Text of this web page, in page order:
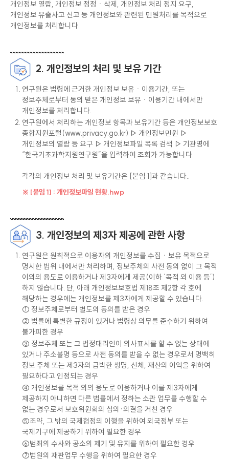
개인정보 열람, 개인정보 정정ㆍ삭제, 개인정보 처리 정지 요구,
개인정보 유출사고 신고 등 개인정보와 관련된 민원처리를 목적으로
개인정보를 처리합니다.
2. 개인정보의 처리 및 보유 기간
연구원은 법령에 근거한 개인정보 보유ㆍ이용기간, 또는
정보주체로부터 동의 받은 개인정보 보유ㆍ이용기간 내에서만
개인정보를 처리합니다.
연구원에서 처리하는 개인정보 항목과 보유기간 등은 개인정보보호
종합지원포털(www.privacy.go.kr) ▷ 개인정보민원 ▷
개인정보의 열람 등 요구 ▷ 개인정보파일 목록 검색 ▷ 기관명에
“한국기초과학지원연구원”을 입력하여 조회가 가능합니다.
각각의 개인정보 처리 및 보유기간은 [붙임 1]과 같습니다..
※ [붙임 1] : 개인정보파일 현황.hwp
3. 개인정보의 제3자 제공에 관한 사항
연구원은 원칙적으로 이용자의 개인정보를 수집ㆍ보유 목적으로
명시한 범위 내에서만 처리하며, 정보주체의 사전 동의 없이 그 목적
이외의 용도로 이용하거나 제3자에게 제공(이하 ‘목적 외 이용 등’)
하지 않습니다. 단, 아래 개인정보보호법 제18조 제2항 각 호에
해당하는 경우에는 개인정보를 제3자에게 제공할 수 있습니다.
① 정보주체로부터 별도의 동의를 받은 경우
② 법률에 특별한 규정이 있거나 법령상 의무를 준수하기 위하여
불가피한 경우
③ 정보주체 또는 그 법정대리인이 의사표시를 할 수 없는 상태에
있거나 주소불명 등으로 사전 동의를 받을 수 없는 경우로서 명백히
정보 주체 또는 제3자의 급박한 생명, 신체, 재산의 이익을 위하여
필요하다고 인정되는 경우
④ 개인정보를 목적 외의 용도로 이용하거나 이를 제3자에게
제공하지 아니하면 다른 법률에서 정하는 소관 업무를 수행할 수
없는 경우로서 보호위원회의 심의·의결을 거친 경우
⑤조약, 그 밖의 국제협정의 이행을 위하여 외국정부 또는
국제기구에 제공하기 위하여 필요한 경우
⑥범죄의 수사와 공소의 제기 및 유지를 위하여 필요한 경우
⑦법원의 재판업무 수행을 위하여 필요한 경우